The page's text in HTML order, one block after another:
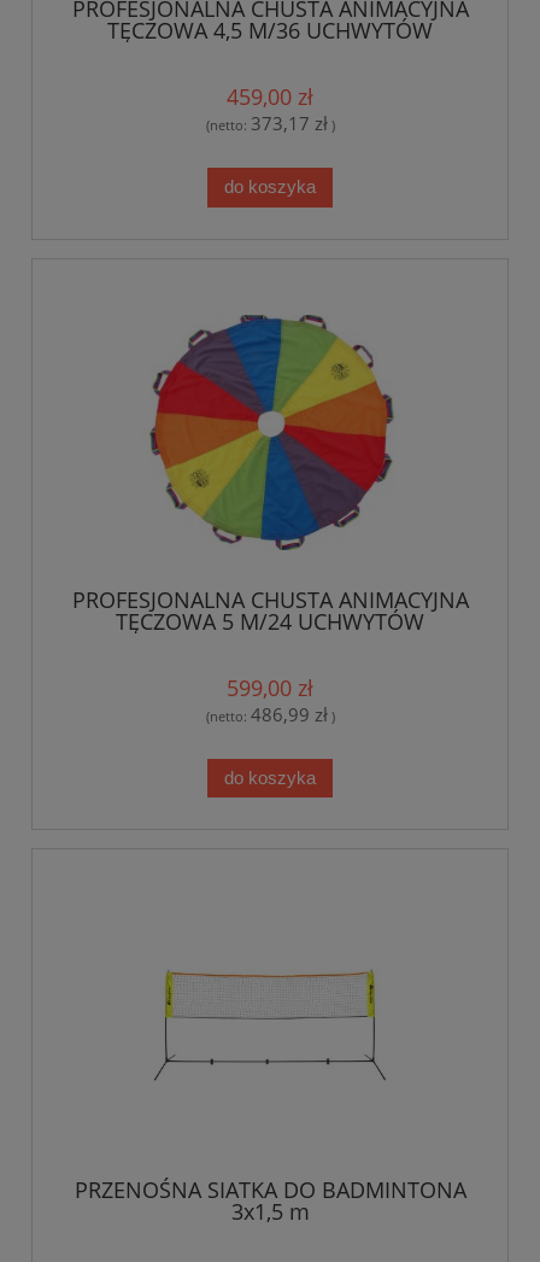
PROFESJONALNA CHUSTA ANIMACYJNA
TĘCZOWA 4,5 M/36 UCHWYTÓW
459,00 zł
(netto: 373,17 zł)
do koszyka
PROFESJONALNA CHUSTA ANIMACYJNA
TĘCZOWA 5 M/24 UCHWYTÓW
599,00 zł
(netto: 486,99 zł)
do koszyka
PRZENOŚNA SIATKA DO BADMINTONA
3x1,5 m